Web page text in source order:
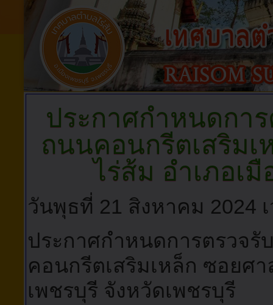
ประกาศกำหนดกา
ถนนคอนกรีตเสริมเ
ไร่ส้ม อำเภอเ
วันพุธที่ 21 สิงหาคม 2024
ประกาศกำหนดการตรวจรั
คอนกรีตเสริมเหล็ก ซอยศ
เพชรบุรี จังหวัดเพชรบุรี